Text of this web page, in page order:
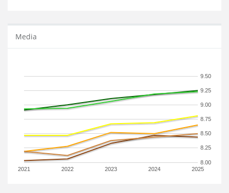
Media
2021 2022 2023 2024 2025
8.00
8.25
8.50
8.75
9.00
9.25
9.50